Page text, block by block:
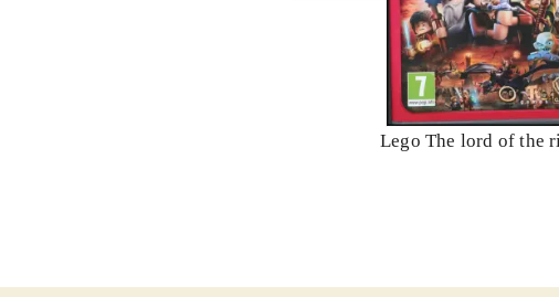
Lego The lord of the